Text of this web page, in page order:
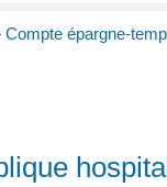
Compte épargne-